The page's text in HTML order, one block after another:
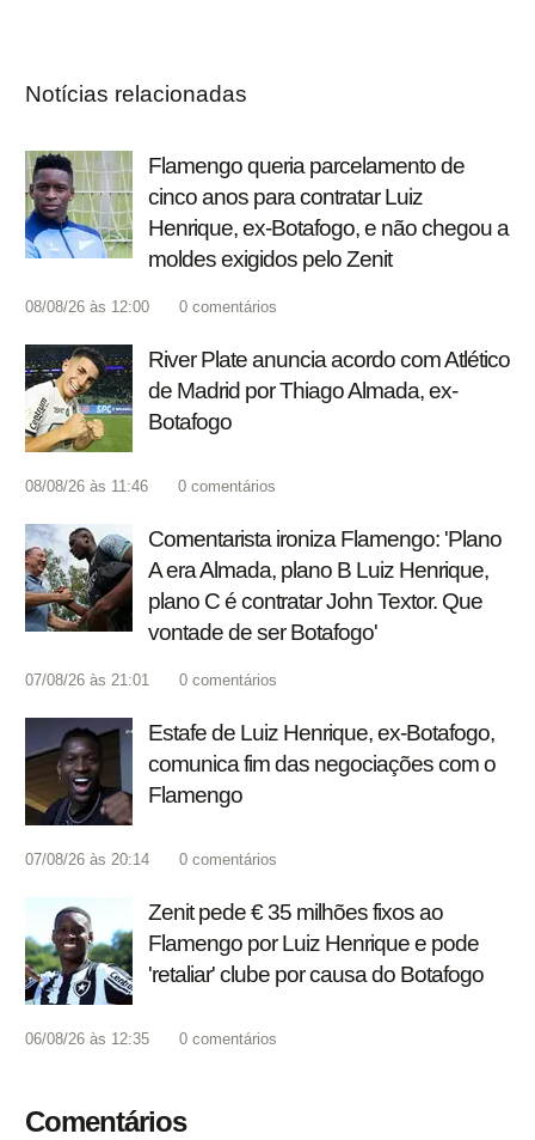
Notícias relacionadas
Flamengo queria parcelamento de
cinco anos para contratar Luiz
Henrique, ex-Botafogo, e não chegou a
moldes exigidos pelo Zenit
08/08/26 às 12:00 0 comentários
River Plate anuncia acordo com Atlético
de Madrid por Thiago Almada, ex-
Botafogo
08/08/26 às 11:46 0 comentários
Comentarista ironiza Flamengo: 'Plano
A era Almada, plano B Luiz Henrique,
plano C é contratar John Textor. Que
vontade de ser Botafogo'
07/08/26 às 21:01 0 comentários
Estafe de Luiz Henrique, ex-Botafogo,
comunica fim das negociações com o
Flamengo
07/08/26 às 20:14 0 comentários
Zenit pede € 35 milhões fixos ao
Flamengo por Luiz Henrique e pode
'retaliar' clube por causa do Botafogo
06/08/26 às 12:35 0 comentários
Comentários